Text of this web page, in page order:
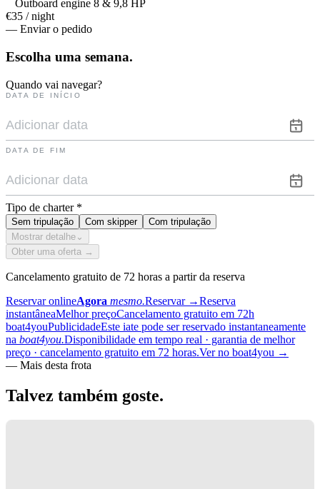
Outboard engine 8 & 9,8 HP
€35 / night
— Enviar o pedido
Escolha uma semana.
Quando vai navegar?
DATA DE INÍCIO
DATA DE FIM
Tipo de charter *
Sem tripulação Com skipper
Com tripulação
Mostrar detalhe ⌄
Obter uma oferta →
Cancelamento gratuito de 72 horas a partir da reserva
Reservar onlineAgora mesmo.Reservar →Reserva
instantâneaMelhor preçoCancelamento gratuito em 72h
boat4youPublicidadeEste iate pode ser reservado instantaneamente
na boat4you.Disponibilidade em tempo real · garantia de melhor
preço · cancelamento gratuito em 72 horas.Ver no boat4you →
— Mais desta frota
Talvez também goste.